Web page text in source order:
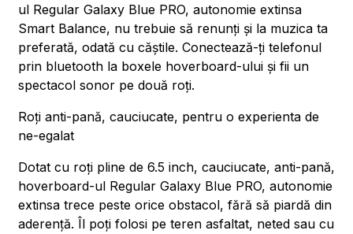
ul Regular Galaxy Blue PRO, autonomie extinsa
Smart Balance, nu trebuie să renunți și la muzica ta
preferată, odată cu căștile. Conectează-ți telefonul
prin bluetooth la boxele hoverboard-ului și fii un
spectacol sonor pe două roți.
Roți anti-pană, cauciucate, pentru o experienta de
ne-egalat
Dotat cu roți pline de 6.5 inch, cauciucate, anti-pană,
hoverboard-ul Regular Galaxy Blue PRO, autonomie
extinsa trece peste orice obstacol, fără să piardă din
aderență. Îl poți folosi pe teren asfaltat, neted sau cu